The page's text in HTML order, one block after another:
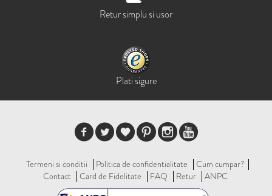
Retur simplu si usor
Plati sigure
Termeni si conditii Politica de confidentialitate
Cum cumpar?
Contact
Card de Fidelitate FAQ Retur ANPC